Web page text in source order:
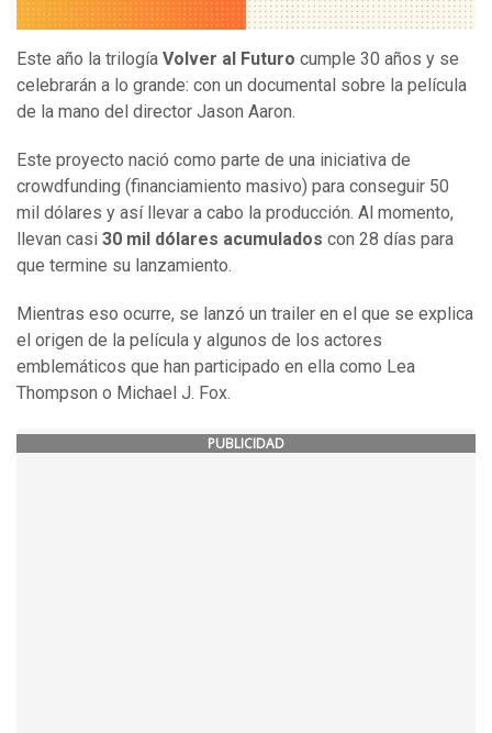
Este año la trilogía Volver al Futuro cumple 30 años y se
celebrarán a lo grande: con un documental sobre la película
de la mano del director Jason Aaron.
Este proyecto nació como parte de una iniciativa de
crowdfunding (financiamiento masivo) para conseguir 50
mil dólares y así llevar a cabo la producción. Al momento,
llevan casi 30 mil dólares acumulados con 28 días para
que termine su lanzamiento.
Mientras eso ocurre, se lanzó un trailer en el que se explica
el origen de la película y algunos de los actores
emblemáticos que han participado en ella como Lea
Thompson o Michael J. Fox.
PUBLICIDAD